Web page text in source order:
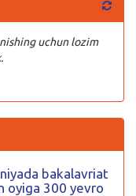
uchun lozim
bakalavriat
oyiga 300 yevro